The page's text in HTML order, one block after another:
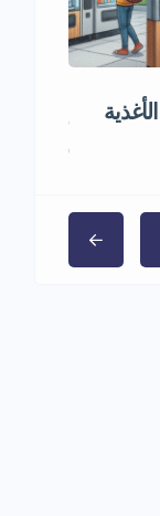
1,000,000 ر.س